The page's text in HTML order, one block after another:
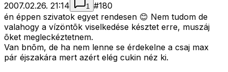
2007.02.26. 21:14
1 #180
én éppen szivatok egyet rendesen 😊 Nem tudom de
valahogy a vízöntõk viselkedése késztet erre, muszáj
õket megleckéztetnem.
Van bnõm, de ha nem lenne se érdekelne a csaj max
pár éjszakára mert azért elég cukin néz ki.